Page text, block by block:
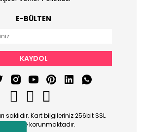
E-BÜLTEN
KAYDOL
saklıdır. Kart bilgileriniz 256bit SSL
ile korunmaktadır.